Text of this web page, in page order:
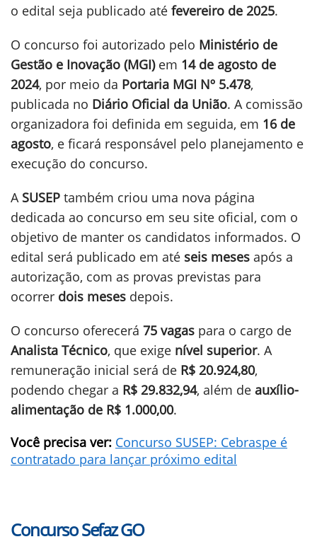
o edital seja publicado até fevereiro de 2025.
O concurso foi autorizado pelo Ministério de
Gestão e Inovação (MGI)em 14 de agosto de
2024, por meio da Portaria MGI Nº 5.478,
publicada no Diário Oficial da União. A comissão
organizadora foi definida em seguida, em 16 de
agosto, e ficará responsável pelo planejamento e
execução do concurso.
A SUSEP também criou uma nova página
dedicada ao concurso em seu site oficial, com o
objetivo de manter os candidatos informados. O
edital será publicado em até seis meses após a
autorização, com as provas previstas para
ocorrer dois meses depois.
O concurso oferecerá 75 vagas para o cargo de
Analista Técnico, que exige nível superior. A
remuneração inicial será de R$ 20.924,80,
podendo chegar a R$ 29.832,94, além de auxílio-
alimentação de R$ 1.000,00.
Você precisa ver: Concurso SUSEP: Cebraspe é
contratado para lançar próximo edital
Concurso Sefaz GO